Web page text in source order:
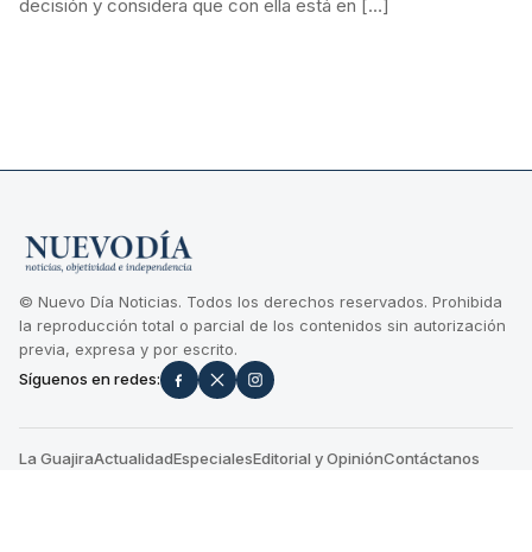
decisión y considera que con ella está en […]
© Nuevo Día Noticias. Todos los derechos reservados. Prohibida
la reproducción total o parcial de los contenidos sin autorización
previa, expresa y por escrito.
Síguenos en redes:
La GuajiraActualidadEspecialesEditorial y OpiniónContáctanos